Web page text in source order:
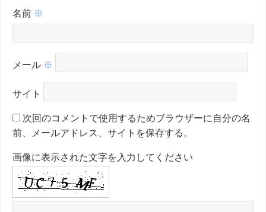
名前 ※
メール ※
サイト
次回のコメントで使用するためブラウザーに自分の名
前、メールアドレス、サイトを保存する。
画像に表示された文字を入力してください